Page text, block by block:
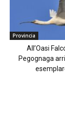
Provincia
All’Oasi
Pegognaga